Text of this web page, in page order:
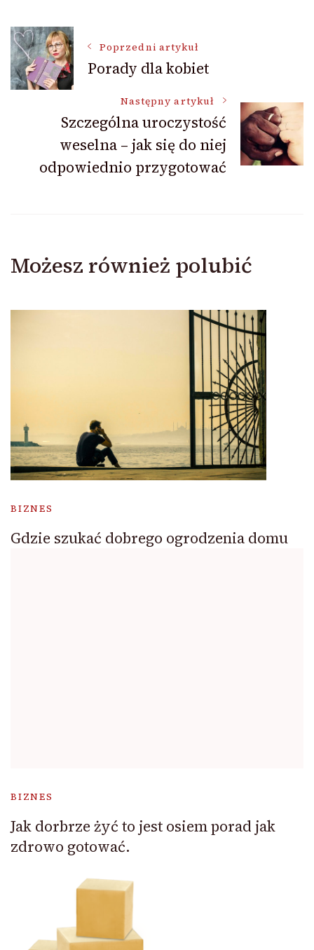
Nawigacja
wpisu
Poprzedni artykuł
Porady dla kobiet
Następny artykuł
Szczególna uroczystość
weselna – jak się do niej
odpowiednio przygotować
Możesz również polubić
BIZNES
Gdzie szukać dobrego ogrodzenia domu
BIZNES
Jak dorbrze żyć to jest osiem porad jak
zdrowo gotować.